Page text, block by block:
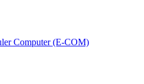
Computer (E-COM)